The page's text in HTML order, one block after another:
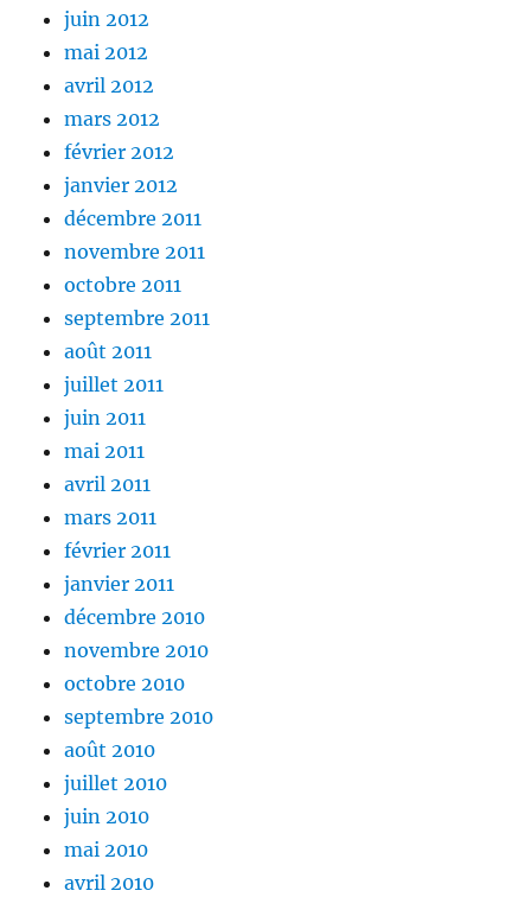
juin 2012
mai 2012
avril 2012
mars 2012
février 2012
janvier 2012
décembre 2011
novembre 2011
octobre 2011
septembre 2011
août 2011
juillet 2011
juin 2011
mai 2011
avril 2011
mars 2011
février 2011
janvier 2011
décembre 2010
novembre 2010
octobre 2010
septembre 2010
août 2010
juillet 2010
juin 2010
mai 2010
avril 2010